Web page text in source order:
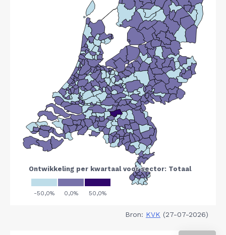
Bron: KVK (27-07-2026)